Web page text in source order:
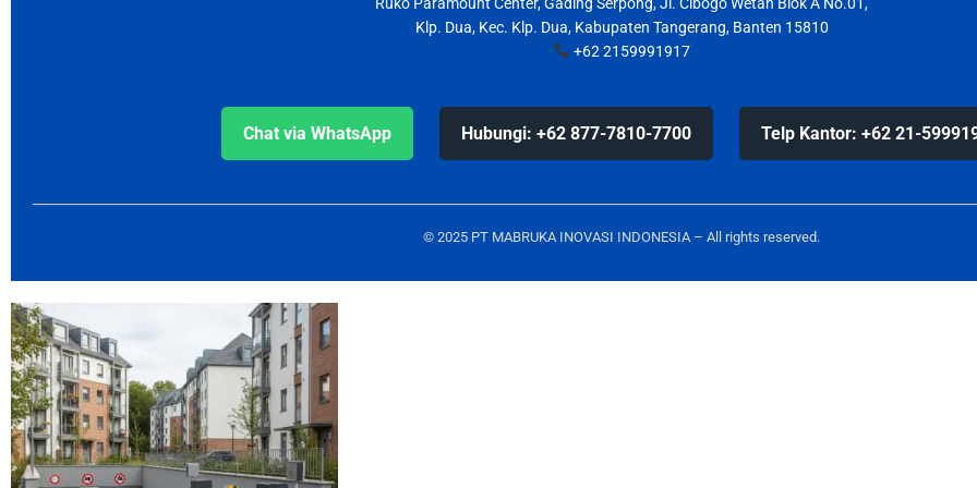
Klp. Dua, Kec. Klp. Dua, Kabupaten Tangerang, Banten 15810
+62 2159991917
Chat via WhatsApp Hubungi: +62 877-7810-7700 Telp Kantor: +62 21-
© 2025 PT MABRUKA INOVASI INDONESIA – All rights reserved.